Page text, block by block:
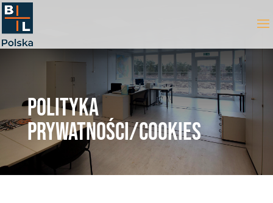
POLITYKA
PRYWATNOŚCI/COOKIES